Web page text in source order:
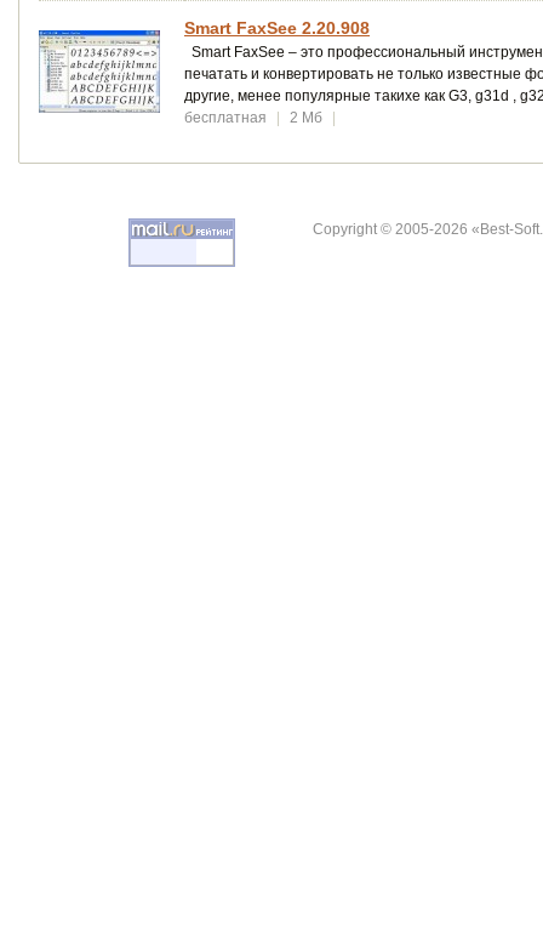
Smart FaxSee 2.20.908
Smart FaxSee – это профессиональный
печатать и конвертировать не только известные
другие, менее популярные такихе как G3, g31d ,
бесплатная
| 2 Мб |
Copyright © 2005-2026 «Best-